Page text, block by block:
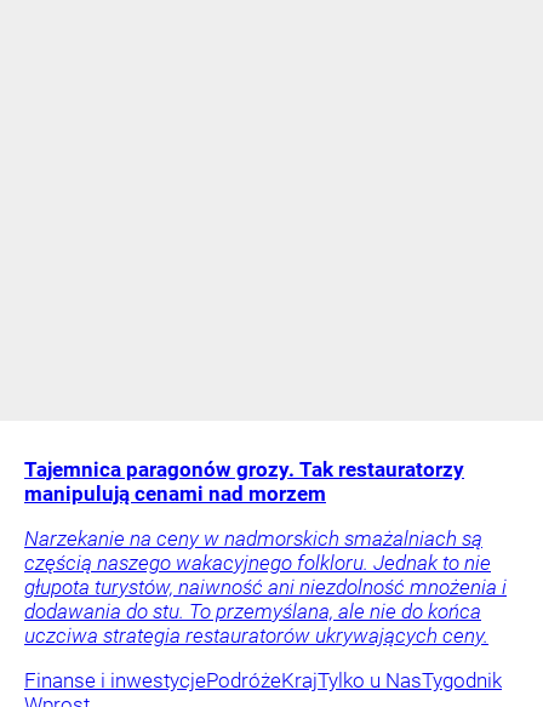
Tajemnica paragonów grozy. Tak restauratorzy
manipulują cenami nad morzem
Narzekanie na ceny w nadmorskich smażalniach są
częścią naszego wakacyjnego folkloru. Jednak to nie
głupota turystów, naiwność ani niezdolność mnożenia i
dodawania do stu. To przemyślana, ale nie do końca
uczciwa strategia restauratorów ukrywających ceny.
Finanse i inwestycjePodróżeKrajTylko u NasTygodnik